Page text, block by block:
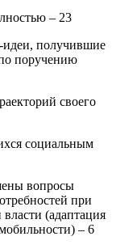
– 23
идеи, получившие
поручению
своего
социальным
вопросы
при
(адаптация
– 6